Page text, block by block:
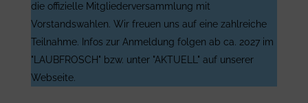
die offizielle Mitgliederversammlung mit
Vorstandswahlen. Wir freuen uns auf eine zahlreiche
Teilnahme. Infos zur Anmeldung folgen ab ca. 2027 im
"LAUBFROSCH" bzw. unter "AKTUELL" auf unserer
Webseite.